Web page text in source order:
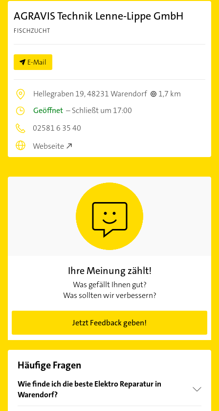
AGRAVIS Technik Lenne-Lippe GmbH
FISCHZUCHT
E-Mail
Hellegraben 19,48231 Warendorf
1,7 km
Geöffnet –Schließt um 17:00
02581 6 35 40
Webseite
Ihre Meinung zählt!
Was gefällt Ihnen gut?
Was sollten wir verbessern?
Jetzt Feedback geben!
Häufige Fragen
Wie finde ich die beste Elektro Reparatur in
Warendorf?